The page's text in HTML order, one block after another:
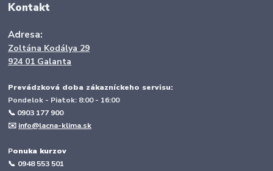
Kontakt
Adresa:
Zoltána Kodálya 29
924 01 Galanta
Prevádzková doba zákazníckeho servisu:
Pondelok - Piatok: 8:00 - 16:00
📞 0903 177 900
✉️ info@lacna-klima.sk
Ponuka kurzov
📞 0948 553 501